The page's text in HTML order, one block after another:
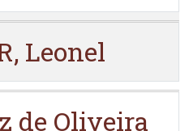
Leonel
de Oliveira